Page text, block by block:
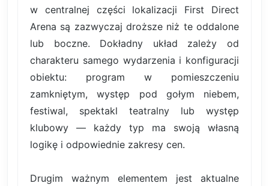
w centralnej części lokalizacji First Direct
Arena są zazwyczaj droższe niż te oddalone
lub boczne. Dokładny układ zależy od
charakteru samego wydarzenia i konfiguracji
obiektu: program w pomieszczeniu
zamkniętym, występ pod gołym niebem,
festiwal, spektakl teatralny lub występ
klubowy — każdy typ ma swoją własną
logikę i odpowiednie zakresy cen.
Drugim ważnym elementem jest aktualne